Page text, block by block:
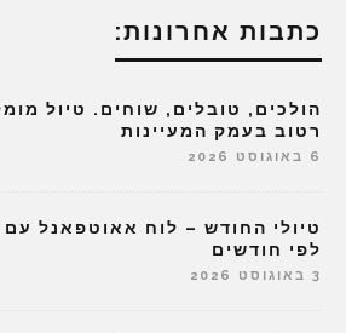
כתבות אחרונות:
הולכים, טובלים, שוחים. טיול
רטוב בעמק המעיינות
6 באוגוסט 2026
טיולי החודש – לוח אאוטפאנל
לפי חודשים
3 באוגוסט 2026